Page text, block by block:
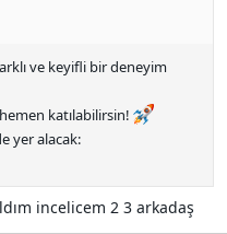
ve keyifli bir deneyim
katılabilirsin!
yer alacak:
incelicem 2 3 arkadaş